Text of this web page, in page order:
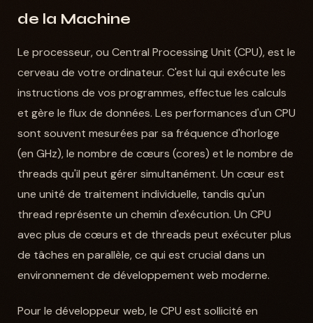
de la Machine
Le processeur, ou Central Processing Unit (CPU), est le
cerveau de votre ordinateur. C'est lui qui exécute les
instructions de vos programmes, effectue les calculs
et gère le flux de données. Les performances d'un CPU
sont souvent mesurées par sa fréquence d'horloge
(en GHz), le nombre de cœurs (cores) et le nombre de
threads qu'il peut gérer simultanément. Un cœur est
une unité de traitement individuelle, tandis qu'un
thread représente un chemin d'exécution. Un CPU
avec plus de cœurs et de threads peut exécuter plus
de tâches en parallèle, ce qui est crucial dans un
environnement de développement web moderne.
Pour le développeur web, le CPU est sollicité en